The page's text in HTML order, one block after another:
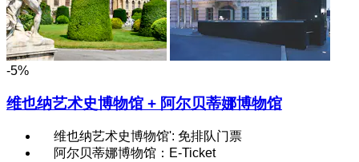
-5%
维也纳艺术史博物馆 + 阿尔贝蒂娜博物馆
维也纳艺术史博物馆': 免排队门票
阿尔贝蒂娜博物馆：E-Ticket